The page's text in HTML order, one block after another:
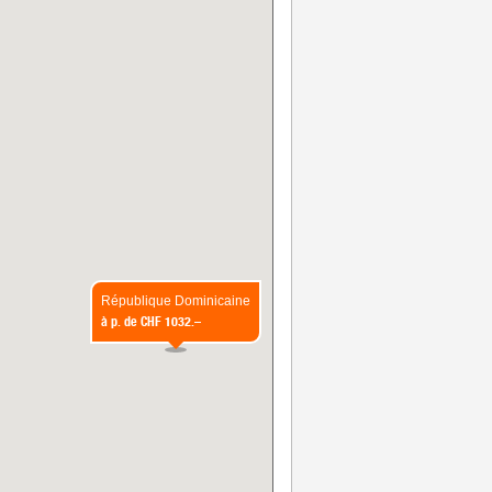
République Dominicaine
à p. de CHF 1032.–